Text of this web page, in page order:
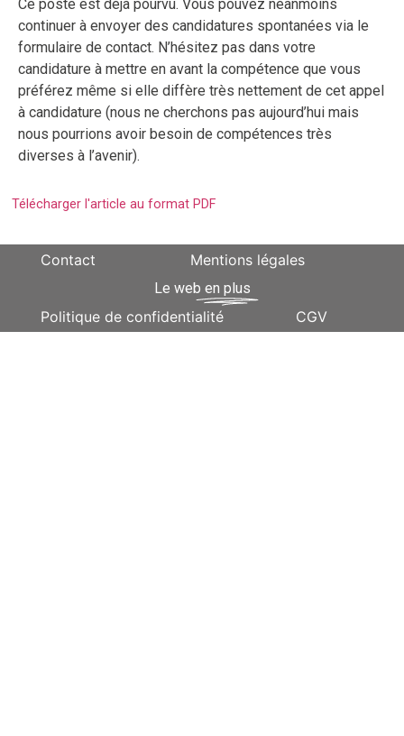
Ce poste est déjà pourvu. Vous pouvez néanmoins
continuer à envoyer des candidatures spontanées via le
formulaire de contact. N’hésitez pas dans votre
candidature à mettre en avant la compétence que vous
préférez même si elle diffère très nettement de cet appel
à candidature (nous ne cherchons pas aujourd’hui mais
nous pourrions avoir besoin de compétences très
diverses à l’avenir).
Télécharger l'article au format PDF
Contact Mentions légales
Le web en plus
Politique de confidentialité CGV